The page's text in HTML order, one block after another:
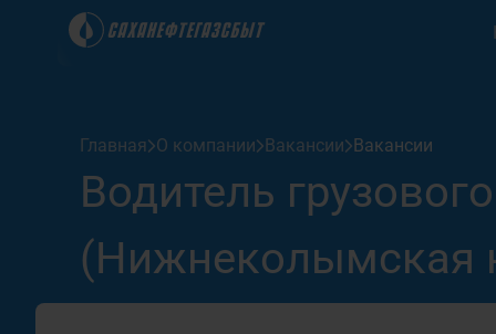
Вход для держателей
карт "Саханефтегазсбыт"
ЛК клиента
+7 (914) 272-02-00
Руководство пользователя
Вход
для “ЛК-
ЛК
Закупки
Главная О компании Вакансии Вакансии
Водитель
(Нижнеколымская